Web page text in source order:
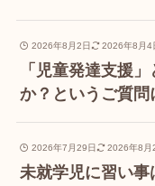
2026年8月2日 2026年8月4
「児童発達支援
か？というご質問
2026年7月29日 2026年8月
未就学児に習い